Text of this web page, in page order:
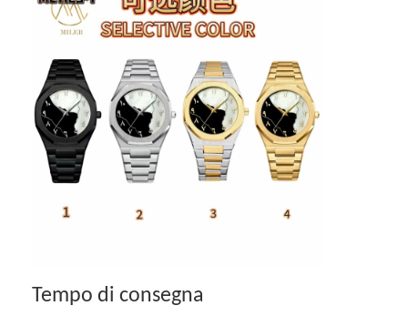
Tempo di consegna